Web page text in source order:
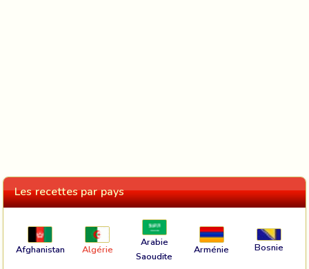
Les recettes par pays
Afghanistan Algérie
Arabie
Saoudite
Arménie Bosnie